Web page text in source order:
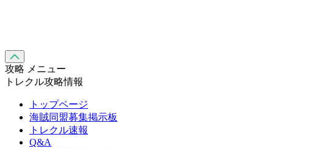
攻略 メニュー
トレクル攻略情報
トップページ
海賊同盟募集掲示板
トレクル速報
Q&A